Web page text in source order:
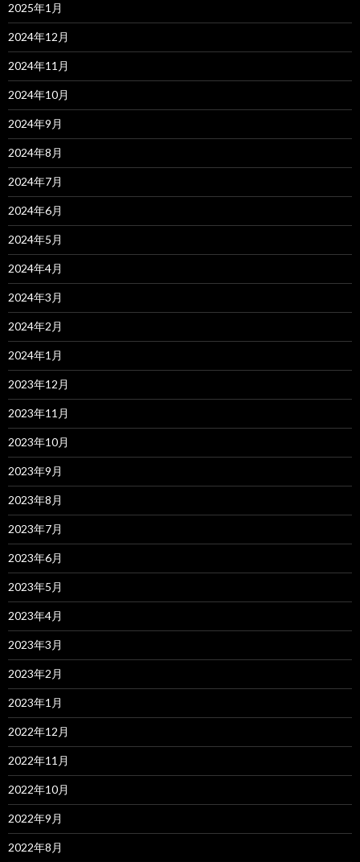
2025年1月
2024年12月
2024年11月
2024年10月
2024年9月
2024年8月
2024年7月
2024年6月
2024年5月
2024年4月
2024年3月
2024年2月
2024年1月
2023年12月
2023年11月
2023年10月
2023年9月
2023年8月
2023年7月
2023年6月
2023年5月
2023年4月
2023年3月
2023年2月
2023年1月
2022年12月
2022年11月
2022年10月
2022年9月
2022年8月